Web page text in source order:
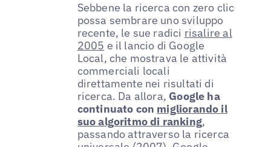
Sebbene la ricerca con zero clic
possa sembrare uno sviluppo
recente, le sue radici risalire al
2005 e il lancio di Google
Local, che mostrava le attività
commerciali locali
direttamente nei risultati di
ricerca. Da allora, Google ha
continuato con migliorando il
suo algoritmo di ranking,
passando attraverso la ricerca